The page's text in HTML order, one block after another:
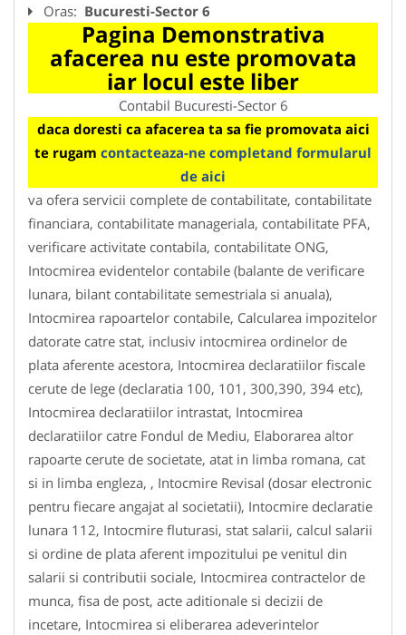
Oras: Bucuresti-Sector 6
Pagina Demonstrativa
afacerea nu este promovata
iar locul este liber
Contabil Bucuresti-Sector 6
daca doresti ca afacerea ta sa fie promovata aici
te rugam contacteaza-ne completand formularul
de aici
va ofera servicii complete de contabilitate, contabilitate
financiara, contabilitate manageriala, contabilitate PFA,
verificare activitate contabila, contabilitate ONG,
Intocmirea evidentelor contabile (balante de verificare
lunara, bilant contabilitate semestriala si anuala),
Intocmirea rapoartelor contabile, Calcularea impozitelor
datorate catre stat, inclusiv intocmirea ordinelor de
plata aferente acestora, Intocmirea declaratiilor fiscale
cerute de lege (declaratia 100, 101, 300,390, 394 etc),
Intocmirea declaratiilor intrastat, Intocmirea
declaratiilor catre Fondul de Mediu, Elaborarea altor
rapoarte cerute de societate, atat in limba romana, cat
si in limba engleza, , Intocmire Revisal (dosar electronic
pentru fiecare angajat al societatii), Intocmire declaratie
lunara 112, Intocmire fluturasi, stat salarii, calcul salarii
si ordine de plata aferent impozitului pe venitul din
salarii si contributii sociale, Intocmirea contractelor de
munca, fisa de post, acte aditionale si decizii de
incetare, Intocmirea si eliberarea adeverintelor